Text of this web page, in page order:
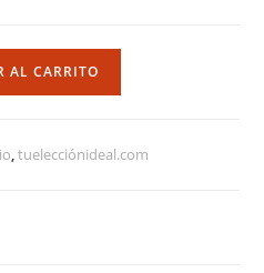
AL CARRITO
,tuelecciónideal.com